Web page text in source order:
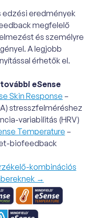
edzési eredmények
megfelelő
és személyre
A legjobb
érhetők el.
eSense
Skin Response –
stresszfelméréshez
variabilitás (HRV)
Temperature –
biofeedback
kombinációs
→